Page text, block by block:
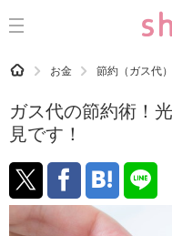
CATEGORY 記事カテゴリ
運気
洗濯
生活の知恵
お金
HOME お金 節約（ガス代）
ガス代の節約術！
見です！